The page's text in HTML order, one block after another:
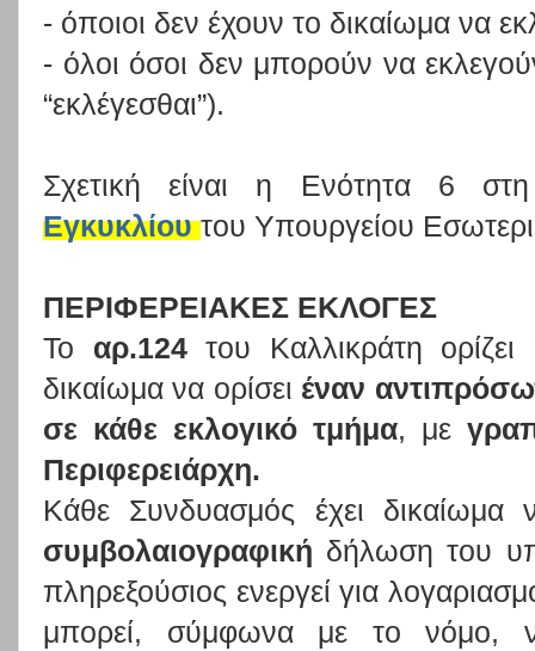
- όποιοι δεν έχουν το δικαίωμα να
- όλοι όσοι δεν μπορούν να
“εκλέγεσθαι”).
Σχετική είναι η Ενότητα 6
Εγκυκλίουτου Υπουργείου
ΠΕΡΙΦΕΡΕΙΑΚΕΣ ΕΚΛΟΓΕΣ
Το αρ.124του Καλλικράτη
δικαίωμα να ορίσει έναν
σε κάθε εκλογικό τμήμα, με
Περιφερειάρχη.
Κάθε Συνδυασμός έχει δικαίωμα
συμβολαιογραφική δήλωση του
πληρεξούσιος ενεργεί για
μπορεί, σύμφωνα με το νόμο,